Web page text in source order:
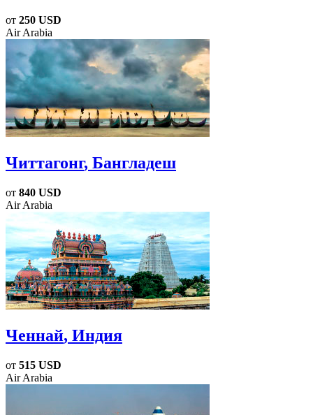
от 250 USD
Air Arabia
Читтагонг, Бангладеш
от 840 USD
Air Arabia
Ченнай, Индия
от 515 USD
Air Arabia